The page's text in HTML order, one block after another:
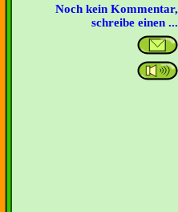
Noch kein Kommentar,
schreibe einen ...